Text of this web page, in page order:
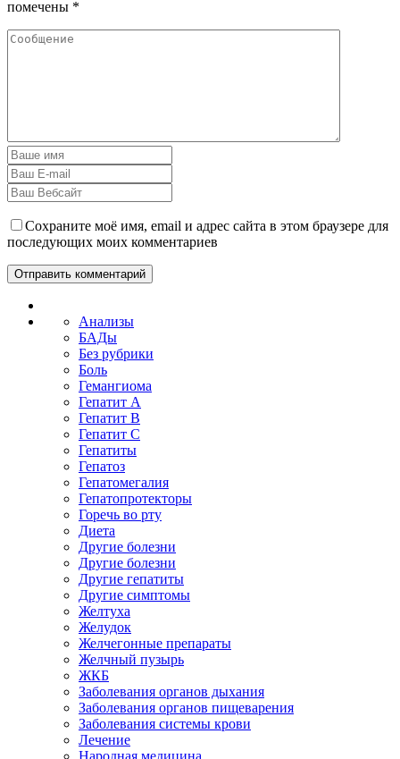
помечены *
Сохраните моё имя, email и адрес сайта в этом браузере для
последующих моих комментариев
Анализы
БАДы
Без рубрики
Боль
Гемангиома
Гепатит A
Гепатит B
Гепатит C
Гепатиты
Гепатоз
Гепатомегалия
Гепатопротекторы
Горечь во рту
Диета
Другие болезни
Другие болезни
Другие гепатиты
Другие симптомы
Желтуха
Желудок
Желчегонные препараты
Желчный пузырь
ЖКБ
Заболевания органов дыхания
Заболевания органов пищеварения
Заболевания системы крови
Лечение